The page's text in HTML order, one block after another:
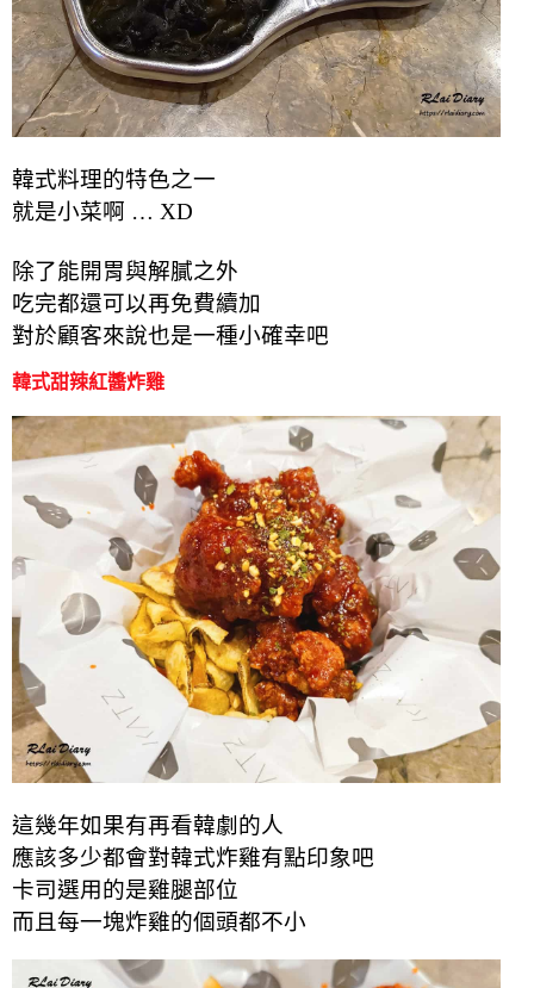
韓式料理的特色之一
就是小菜啊 … XD
除了能開胃與解膩之外
吃完都還可以再免費續加
對於顧客來說也是一種小確幸吧
韓式甜辣紅醬炸雞
這幾年如果有再看韓劇的人
應該多少都會對韓式炸雞有點印象吧
卡司選用的是雞腿部位
而且每一塊炸雞的個頭都不小